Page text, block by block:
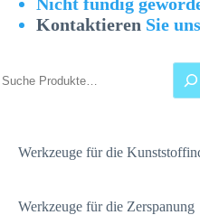
Kontaktieren Sie
Werkzeuge für die
Werkzeuge für die Zerspanung